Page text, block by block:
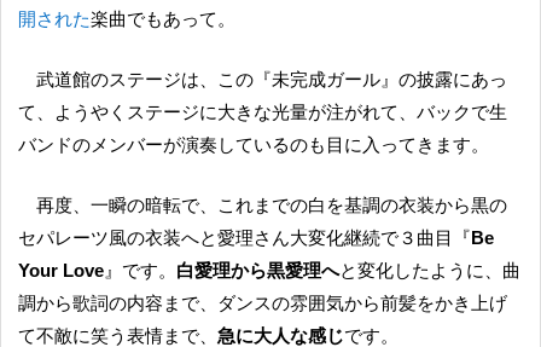
開された楽曲でもあって。
武道館のステージは、この『未完成ガール』の披露にあっ
て、ようやくステージに大きな光量が注がれて、バックで生
バンドのメンバーが演奏しているのも目に入ってきます。
再度、一瞬の暗転で、これまでの白を基調の衣装から黒の
セパレーツ風の衣装へと愛理さん大変化継続で３曲目『Be
Your Love 』です。 白愛理から黒愛理へと変化したように、曲
調から歌詞の内容まで、ダンスの雰囲気から前髪をかき上げ
て不敵に笑う表情まで、 急に大人な感じです。